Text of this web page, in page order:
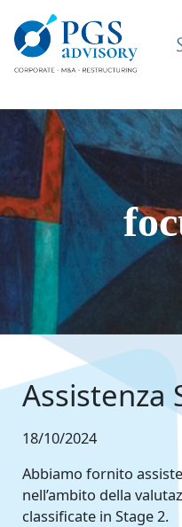
Assistenza
18/10/2024
Abbiamo fornito
nell’ambito della
classificate in Stage 2.